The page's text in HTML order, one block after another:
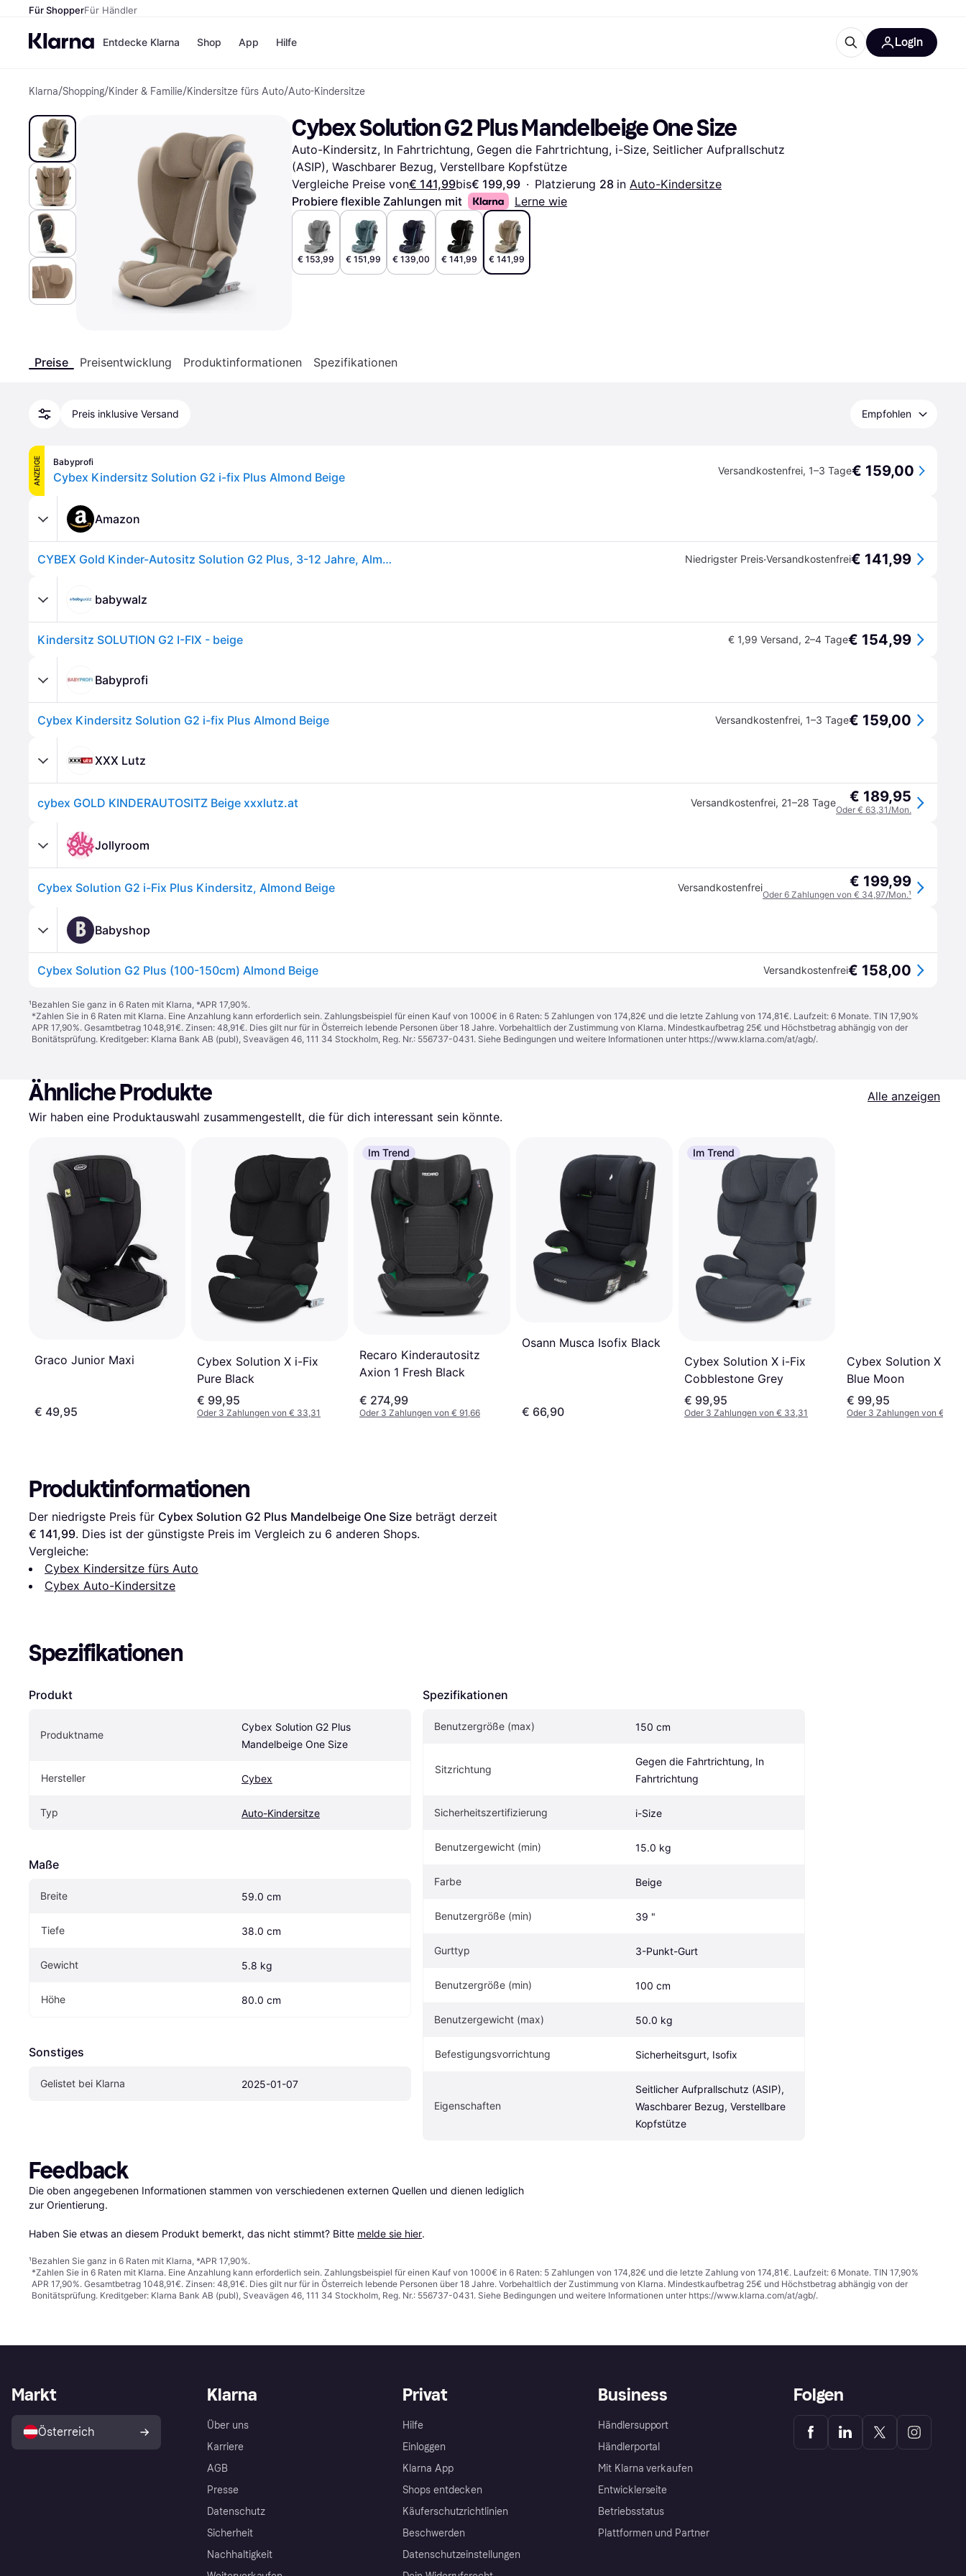
Für ShopperFür Händler
Entdecke Klarna
Zahlungsmethoden
Bezahle in 3
Teilzahlungen
Bezahle in bis zu 30
Tagen
Ratenzahlung
Shopping und Cashback
Shops entdecken
Mitgliedschaft
Klarna GuthabenFlexkonto
Festgeldkonto
Shop
Shops
H&M
Temu
Kaufland.at
Samsung
Alle Shops
Shoppe und vergleiche Preise
Schönheit & Gesundheit
Bekleidung & Accessoires
Spielzeug & Hobbys
Möbel & Haushalt
TV & Audio
Sport & Freizeit
Computer
Renovierung & Bau
Mobilgeräte & Wearables
Kinder & Familie
Fahrzeuge & Zubehör
Garten & Außenbereich
Küchengeräte
Haushaltsgeräte
Bücher, Filme & Musik
App Hilfe Login
Klarna/Shopping/Kinder & Familie/Kindersitze fürs Auto/Auto-Kindersitze
Cybex Solution G2 Plus Mandelbeige One Size
Auto-Kindersitz, In Fahrtrichtung, Gegen die Fahrtrichtung, i-Size, Seitlicher Aufprallschutz
(ASIP), Waschbarer Bezug, Verstellbare Kopfstütze
Vergleiche Preise von€ 141,99bis€ 199,99 · Platzierung 28 in Auto-Kindersitze
Probiere flexible Zahlungen mit
Lerne wie
€ 153,99 € 151,99 € 139,00 € 141,99 € 141,99
Preise Preisentwicklung Produktinformationen Spezifikationen
Preis inklusive Versand Empfohlen
ANZEIGE Babyprofi
Cybex Kindersitz Solution G2 i-fix Plus Almond Beige Versandkostenfrei, 1–3 Tage€ 159,00
Amazon
CYBEX Gold Kinder-Autositz Solution G2 Plus, 3-12 Jahre, Almond Beige Niedrigster Preis·Versandkostenfrei€ 141,99
babywalz
Kindersitz SOLUTION G2 I-FIX - beige € 1,99 Versand, 2–4 Tage€ 154,99
Babyprofi
Cybex Kindersitz Solution G2 i-fix Plus Almond Beige Versandkostenfrei, 1–3 Tage€ 159,00
XXX Lutz
cybex GOLD KINDERAUTOSITZ Beige xxxlutz.at Versandkostenfrei, 21–28 Tage € 189,95
Oder € 63,31/Mon.
Jollyroom
Cybex Solution G2 i-Fix Plus Kindersitz, Almond Beige Versandkostenfrei € 199,99
Oder 6 Zahlungen von € 34,97/Mon.¹
B Babyshop
Cybex Solution G2 Plus (100-150cm) Almond Beige Versandkostenfrei€ 158,00
¹Bezahlen Sie ganz in 6 Raten mit Klarna, *APR 17,90%.
*Zahlen Sie in 6 Raten mit Klarna. Eine Anzahlung kann erforderlich sein. Zahlungsbeispiel für einen Kauf von 1000€ in 6 Raten: 5 Zahlungen von 174,82€ und die letzte Zahlung von 174,81€. Laufzeit: 6 Monate. TIN 17,90%
APR 17,90%. Gesamtbetrag 1048,91€. Zinsen: 48,91€. Dies gilt nur für in Österreich lebende Personen über 18 Jahre. Vorbehaltlich der Zustimmung von Klarna. Mindestkaufbetrag 25€ und Höchstbetrag abhängig von der
Bonitätsprüfung. Kreditgeber: Klarna Bank AB (publ), Sveavägen 46, 111 34 Stockholm, Reg. Nr.: 556737-0431. Siehe Bedingungen und weitere Informationen unter https://www.klarna.com/at/agb/.
Ähnliche Produkte
Alle anzeigen
Wir haben eine Produktauswahl zusammengestellt, die für dich interessant sein könnte.
Graco Junior Maxi
€ 49,95
Cybex Solution X i-Fix
Pure Black
€ 99,95
Oder 3 Zahlungen von € 33,31
Im Trend
Recaro Kinderautositz
Axion 1 Fresh Black
€ 274,99
Oder 3 Zahlungen von € 91,66
Osann Musca Isofix Black
€ 66,90
Im Trend
Cybex Solution X i-Fix
Cobblestone Grey
€ 99,95
Oder 3 Zahlungen von € 33,31
Cybex Solution X i-
Blue Moon
€ 99,95
Oder 3 Zahlungen von €
Produktinformationen
Der niedrigste Preis für Cybex Solution G2 Plus Mandelbeige One Size
€ 141,99. Dies ist der günstigste Preis im Vergleich zu 6 anderen Shops.
Vergleiche:
Cybex Kindersitze fürs Auto
Cybex Auto-Kindersitze
Spezifikationen
Produkt
Produktname
Cybex Solution G2 Plus
Mandelbeige One Size
Hersteller Cybex
Typ Auto-Kindersitze
Maße
Breite 59.0 cm
Tiefe 38.0 cm
Gewicht 5.8 kg
Höhe 80.0 cm
Sonstiges
Gelistet bei Klarna 2025-01-07
Spezifikationen
Benutzergröße (max) 150 cm
Sitzrichtung
Gegen die Fahrtrichtung, In
Fahrtrichtung
Sicherheitszertifizierung i-Size
Benutzergewicht (min) 15.0 kg
Farbe Beige
Benutzergröße (min) 39 "
Gurttyp 3-Punkt-Gurt
Benutzergröße (min) 100 cm
Benutzergewicht (max) 50.0 kg
Befestigungsvorrichtung Sicherheitsgurt, Isofix
Eigen­schaften
Seitlicher Aufprallschutz (ASIP),
Waschbarer Bezug, Verstellbare
Kopfstütze
Feedback
Die oben angegebenen Informationen stammen von verschiedenen externen Quellen und dienen lediglich
zur Orientierung.
Haben Sie etwas an diesem Produkt bemerkt, das nicht stimmt? Bitte melde sie hier.
¹Bezahlen Sie ganz in 6 Raten mit Klarna, *APR 17,90%.
*Zahlen Sie in 6 Raten mit Klarna. Eine Anzahlung kann erforderlich sein. Zahlungsbeispiel für einen Kauf von 1000€ in 6 Raten: 5 Zahlungen von 174,82€ und die letzte Zahlung von 174,81€. Laufzeit: 6 Monate. TIN 17,90%
APR 17,90%. Gesamtbetrag 1048,91€. Zinsen: 48,91€. Dies gilt nur für in Österreich lebende Personen über 18 Jahre. Vorbehaltlich der Zustimmung von Klarna. Mindestkaufbetrag 25€ und Höchstbetrag abhängig von der
Bonitätsprüfung. Kreditgeber: Klarna Bank AB (publ), Sveavägen 46, 111 34 Stockholm, Reg. Nr.: 556737-0431. Siehe Bedingungen und weitere Informationen unter https://www.klarna.com/at/agb/.
Klarna
Über uns
Karriere
AGB
Presse
Datenschutz
Sicherheit
Nachhaltigkeit
Privat
Hilfe
Einloggen
Klarna App
Shops entdecken
Käuferschutzrichtlinien
Beschwerden
Datenschutzeinstellungen
Business
Händlersupport
Händlerportal
Mit Klarna verkaufen
Entwicklerseite
Betriebsstatus
Plattformen und Partner
Markt
Österreich
Folgen